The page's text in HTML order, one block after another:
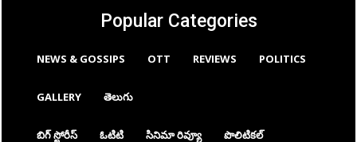
Popular Categories
NEWS & GOSSIPS OTT REVIEWS POLITICS
GALLERY తెలుగు
బిగ్ స్టోరీస్ ఓటిటి సినిమా రివ్యూ పొలిటికల్